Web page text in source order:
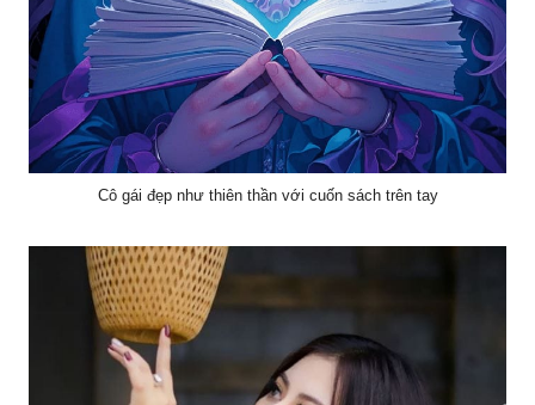
Cô gái đẹp như thiên thần với cuốn sách trên tay